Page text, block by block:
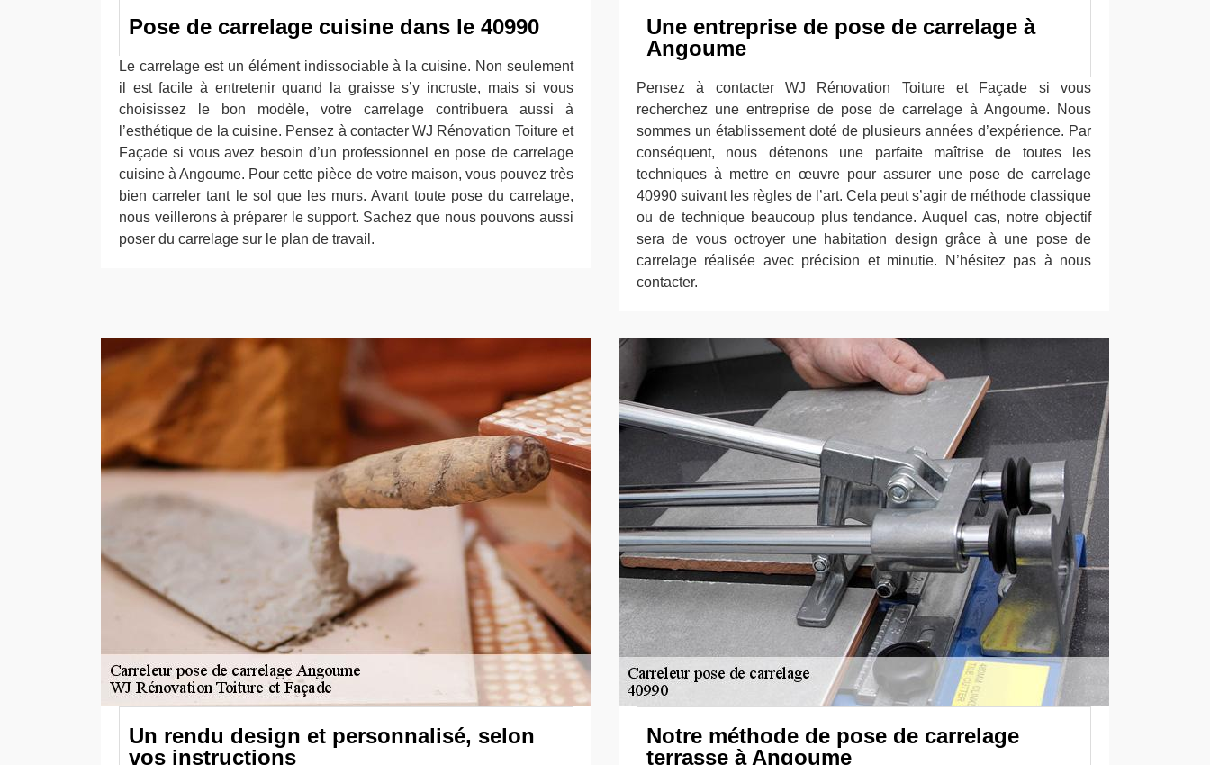
Pose de carrelage cuisine dans le 40990
Le carrelage est un élément indissociable à la cuisine. Non seulement
il est facile à entretenir quand la graisse s’y incruste, mais si vous
choisissez le bon modèle, votre carrelage contribuera aussi à
l’esthétique de la cuisine. Pensez à contacter WJ Rénovation Toiture et
Façade si vous avez besoin d’un professionnel en pose de carrelage
cuisine à Angoume. Pour cette pièce de votre maison, vous pouvez très
bien carreler tant le sol que les murs. Avant toute pose du carrelage,
nous veillerons à préparer le support. Sachez que nous pouvons aussi
poser du carrelage sur le plan de travail.
Une entreprise de pose de carrelage à
Angoume
Pensez à contacter WJ Rénovation Toiture et Façade si vous
recherchez une entreprise de pose de carrelage à Angoume. Nous
sommes un établissement doté de plusieurs années d’expérience. Par
conséquent, nous détenons une parfaite maîtrise de toutes les
techniques à mettre en œuvre pour assurer une pose de carrelage
40990 suivant les règles de l’art. Cela peut s’agir de méthode classique
ou de technique beaucoup plus tendance. Auquel cas, notre objectif
sera de vous octroyer une habitation design grâce à une pose de
carrelage réalisée avec précision et minutie. N’hésitez pas à nous
contacter.
Un rendu design et personnalisé, selon
vos instructions
Notre méthode de pose de carrelage
terrasse à Angoume